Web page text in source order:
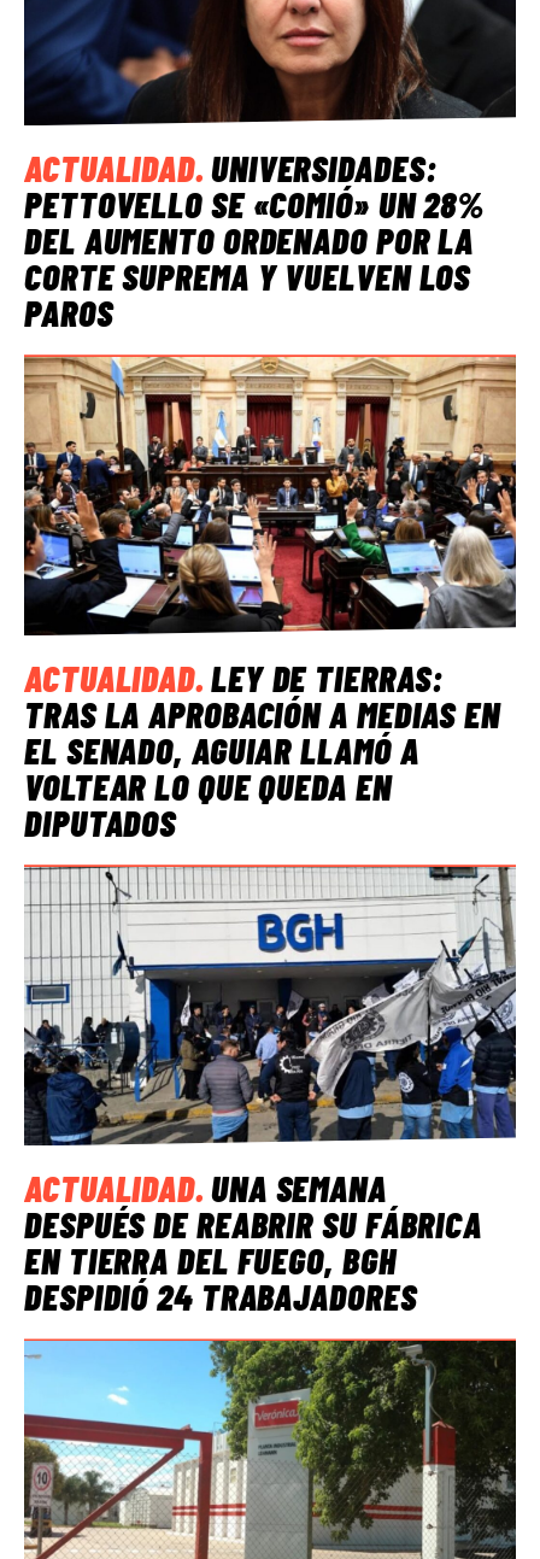
ACTUALIDAD.UNIVERSIDADES:
PETTOVELLO SE «COMIÓ» UN 28%
DEL AUMENTO ORDENADO POR LA
CORTE SUPREMA Y VUELVEN LOS
PAROS
ACTUALIDAD.LEY DE TIERRAS:
TRAS LA APROBACIÓN A MEDIAS EN
EL SENADO, AGUIAR LLAMÓ A
VOLTEAR LO QUE QUEDA EN
DIPUTADOS
ACTUALIDAD.UNA SEMANA
DESPUÉS DE REABRIR SU FÁBRICA
EN TIERRA DEL FUEGO, BGH
DESPIDIÓ 24 TRABAJADORES